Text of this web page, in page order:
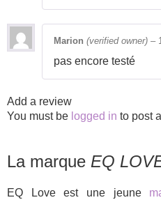
Marion (verified owner) –
pas encore testé
Add a review
You must be logged in to post
La marque EQ
EQ Love est une jeune